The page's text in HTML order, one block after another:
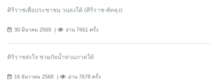
ศิริราชเพื่อประชาชน วนลงใต้ (ศิริราช-พัทลุง)
30 มีนาคม 2569 อ่าน 7661 ครั้ง
ศิริราชส่งใจ ช่วยภัยน้ำท่วมภาคใต้
16 ธันวาคม 2568 อ่าน 7678 ครั้ง